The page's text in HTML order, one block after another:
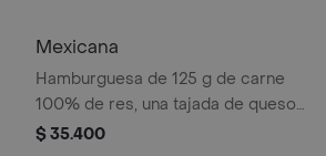
Mexicana
Hamburguesa de 125 g de carne
100% de res, una tajada de queso
tipo mozzarella, guacamole, fríjol
$ 35.400